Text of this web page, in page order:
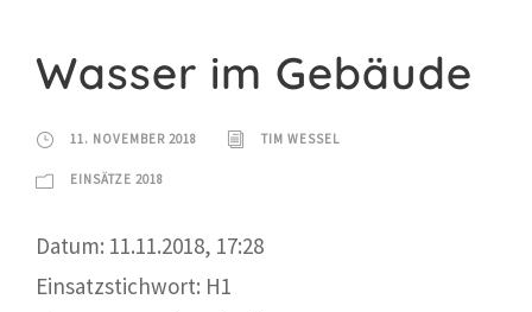
Wasser im Gebäude
11. NOVEMBER 2018 TIM WESSEL
EINSÄTZE 2018
Datum: 11.11.2018, 17:28
Einsatzstichwort: H1